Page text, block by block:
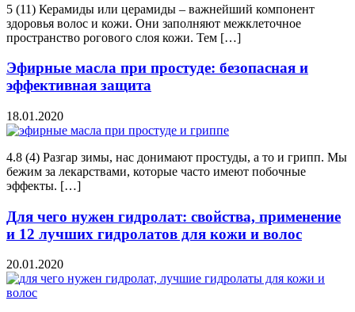
5 (11) Керамиды или церамиды – важнейший компонент
здоровья волос и кожи. Они заполняют межклеточное
пространство рогового слоя кожи. Тем […]
Эфирные масла при простуде: безопасная и
эффективная защита
18.01.2020
4.8 (4) Разгар зимы, нас донимают простуды, а то и грипп. Мы
бежим за лекарствами, которые часто имеют побочные
эффекты. […]
Для чего нужен гидролат: свойства, применение
и 12 лучших гидролатов для кожи и волос
20.01.2020